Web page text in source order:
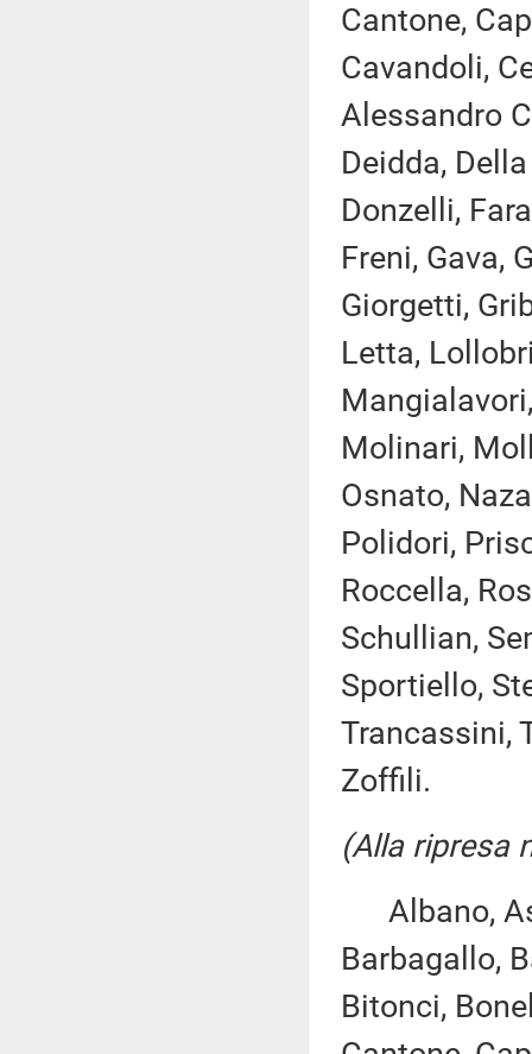
Cantone,
Cavandoli,
Alessandro
Deidda,
Donzelli,
Freni, Gava,
Giorgetti,
Letta,
Molinari,
Osnato,
Polidori,
Roccella,
Schullian,
Sportiello,
Trancassini,
Zoffili.
(Alla ripresa
Albano,
Barbagallo,
Bitonci,